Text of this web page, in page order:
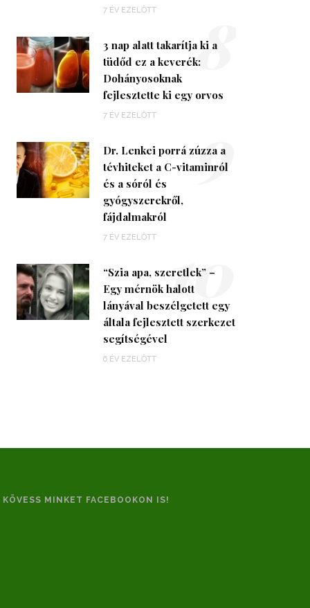
7 ÉV EZELŐTT
3 nap alatt takarítja ki a
tüdőd ez a keverék:
Dohányosoknak
fejlesztette ki egy orvos
7 ÉV EZELŐTT
8
Dr. Lenkei porrá zúzza a
tévhiteket a C-vitaminról
és a sóról és
gyógyszerekről,
fájdalmakról
7 ÉV EZELŐTT
9
“Szia apa, szeretlek” –
Egy mérnök halott
lányával beszélgetett egy
általa fejlesztett szerkezet
segítségével
6 ÉV EZELŐTT
10
KÖVESS MINKET FACEBOOKON IS!